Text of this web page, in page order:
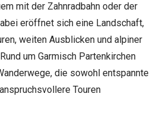
mit der Zahnradbahn oder der
eröffnet sich eine Landschaft,
weiten Ausblicken und alpiner
um Garmisch Partenkirchen
die sowohl entspannte
Touren